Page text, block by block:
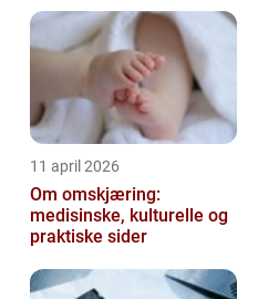
11 april 2026
Om omskjæring:
medisinske, kulturelle og
praktiske sider